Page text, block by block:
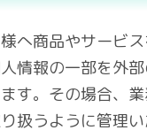
へ商品やサービ
情報の一部を外
す。その場合、
扱うように管理い